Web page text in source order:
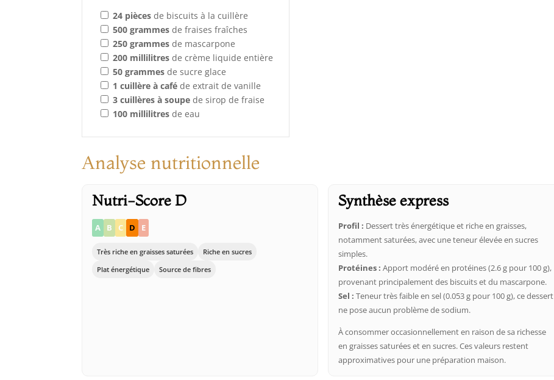
24 pièces de biscuits à la cuillère
500 grammes de fraises fraîches
250 grammes de mascarpone
200 millilitres de crème liquide entière
50 grammes de sucre glace
1 cuillère à café de extrait de vanille
3 cuillères à soupe de sirop de fraise
100 millilitres de eau
Analyse nutritionnelle
Nutri-Score D
A B C D E
Très riche en graisses saturées
Riche en sucres
Plat énergétique
Source de fibres
Synthèse express
Profil : Dessert très énergétique et riche en graisses,
notamment saturées, avec une teneur élevée en sucres
simples.
Protéines : Apport modéré en protéines (2.6 g pour 100 g),
provenant principalement des biscuits et du mascarpone.
Sel : Teneur très faible en sel (0.053 g pour 100 g), ce dessert
ne pose aucun problème de sodium.
À consommer occasionnellement en raison de sa richesse
en graisses saturées et en sucres. Ces valeurs restent
approximatives pour une préparation maison.